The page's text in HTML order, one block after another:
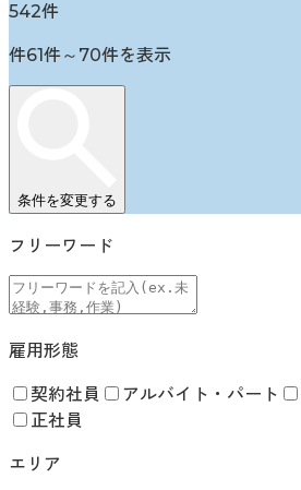
542件
件61件～ 70件を表示
条件を変更する
フリーワード
雇用形態
契約社員 アルバイト・パート
正社員
エリア